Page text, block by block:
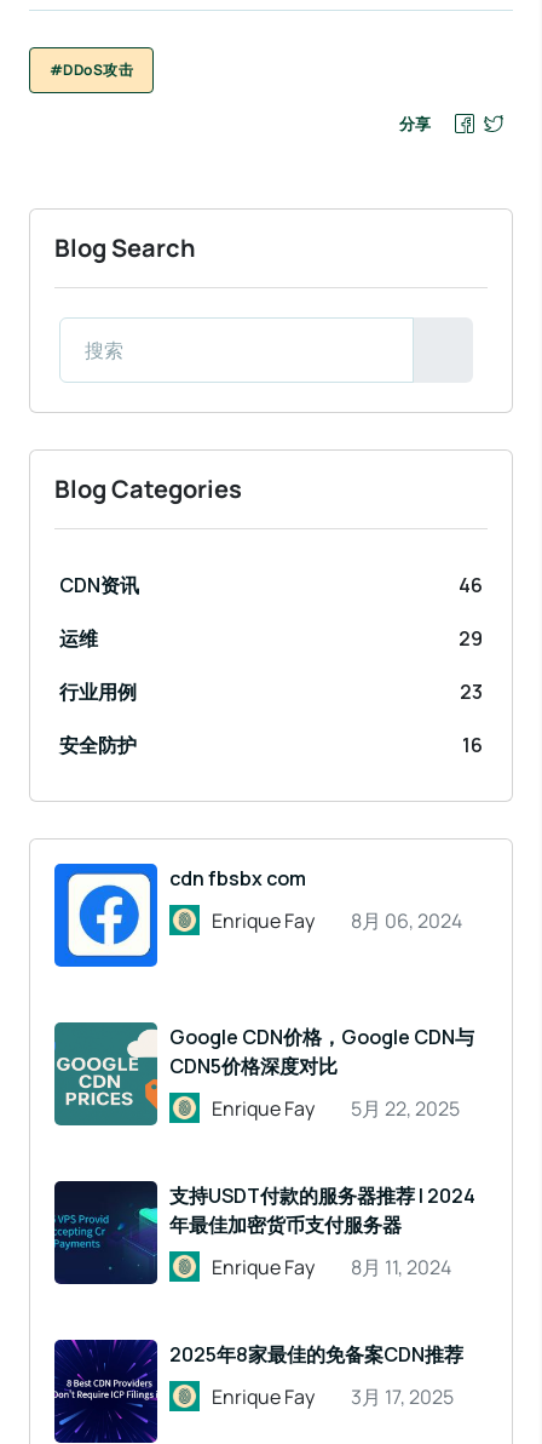
#DDoS攻击
分享
Blog Search
Blog Categories
CDN资讯
46
运维
29
行业用例
23
安全防护
16
cdn fbsbx com
Enrique Fay
8月 06, 2024
Google CDN价格，Google CDN与
CDN5价格深度对比
Enrique Fay
5月 22, 2025
支持USDT付款的服务器推荐 | 2024
年最佳加密货币支付服务器
Enrique Fay
8月 11, 2024
2025年8家最佳的免备案CDN推荐
Enrique Fay
3月 17, 2025